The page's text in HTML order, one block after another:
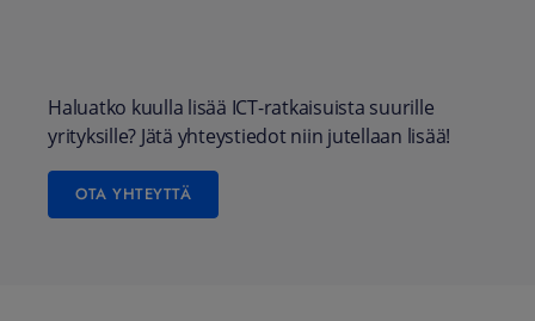
Haluatko kuulla lisää ICT-ratkaisuista suurille
yrityksille? Jätä yhteystiedot niin jutellaan lisää!
OTA YHTEYTTÄ